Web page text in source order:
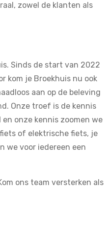
zowel de klanten als
Sinds de start van 2022
kom je Broekhuis nu ook
aan op de beleving
Onze troef is de kennis
onze kennis zoomen we
of elektrische fiets, je
we voor iedereen een
ons team versterken als